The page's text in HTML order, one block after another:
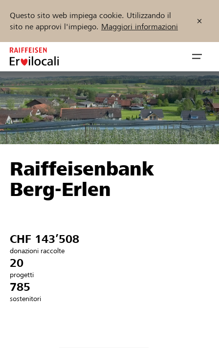
Questo sito web impiega cookie. Utilizzando il
sito ne approvi l'impiego. Maggiori informazioni
Zum
Inhalt
springen
öffnen
Sostenere
Aiuto & supporto
Collegarsi
Trova progetti e organizzazioni
Inizia ora
Raiffeisenbank
Berg-Erlen
CHF 143’508
donazioni raccolte
20
progetti
785
sostenitori